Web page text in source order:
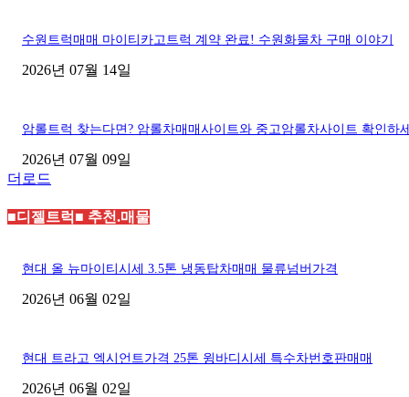
수원트럭매매 마이티카고트럭 계약 완료! 수원화물차 구매 이야기
2026년 07월 14일
암롤트럭 찾는다면? 암롤차매매사이트와 중고암롤차사이트 확인하
2026년 07월 09일
더로드
■디젤트럭■ 추천.매물
현대 올 뉴마이티시세 3.5톤 냉동탑차매매 물류넘버가격
2026년 06월 02일
현대 트라고 엑시언트가격 25톤 윙바디시세 특수차번호판매매
2026년 06월 02일